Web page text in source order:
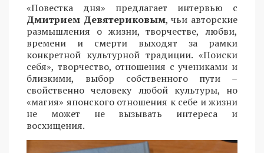
«Повестка дня» предлагает интервью с
Дмитрием Девятериковым, чьи авторские
размышления о жизни, творчестве, любви,
времени и смерти выходят за рамки
конкретной культурной традиции. «Поиски
себя», творчество, отношения с учениками и
близкими, выбор собственного пути –
свойственно человеку любой культуры, но
«магия» японского отношения к себе и жизни
не может не вызывать интереса и
восхищения.